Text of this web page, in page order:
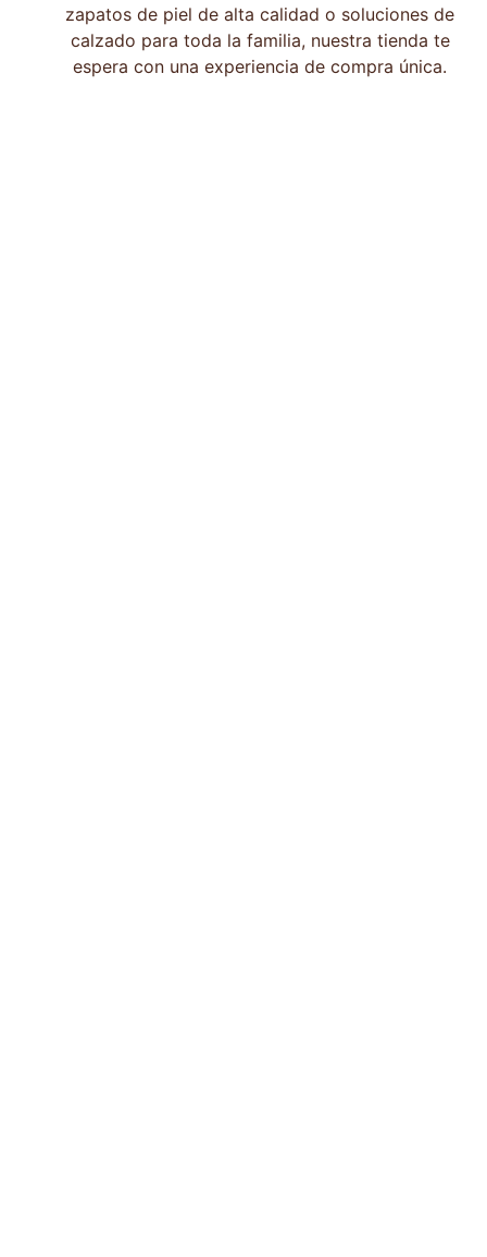
zapatos de piel de alta calidad o soluciones de
calzado para toda la familia, nuestra tienda te
espera con una experiencia de compra única.